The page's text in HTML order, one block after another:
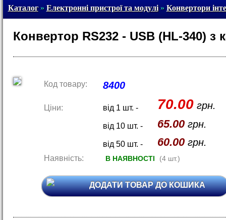
Каталог» Електронні пристрої та модулі» Конвертори
Конвертор RS232 - USB (HL-340) з
Код товару: 8400
Ціни: від 1 шт. - 70.00грн.
від 10 шт. - 65.00грн.
від 50 шт. - 60.00грн.
Наявність: В НАЯВНОСТІ (4 шт.)
ДОДАТИ ТОВАР ДО КОШИКА